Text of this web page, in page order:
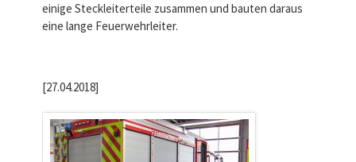
einige Steckleiterteile zusammen und bauten daraus
eine lange Feuerwehrleiter.
[27.04.2018]